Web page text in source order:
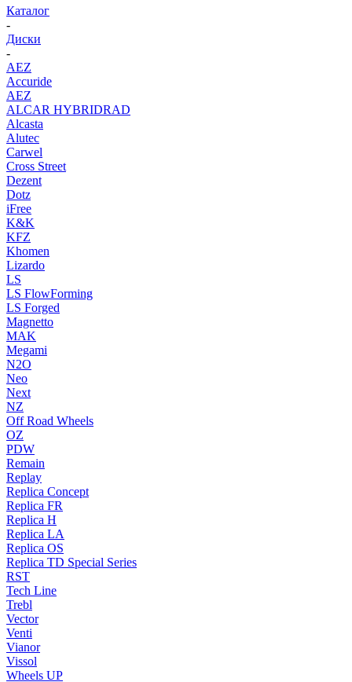
Каталог
-
Диски
-
AEZ
Accuride
AEZ
ALCAR HYBRIDRAD
Alcasta
Alutec
Carwel
Cross Street
Dezent
Dotz
iFree
K&K
KFZ
Khomen
Lizardo
LS
LS FlowForming
LS Forged
Magnetto
MAK
Megami
N2O
Neo
Next
NZ
Off Road Wheels
OZ
PDW
Remain
Replay
Replica Concept
Replica FR
Replica H
Replica LA
Replica OS
Replica TD Special Series
RST
Tech Line
Trebl
Vector
Venti
Vianor
Vissol
Wheels UP